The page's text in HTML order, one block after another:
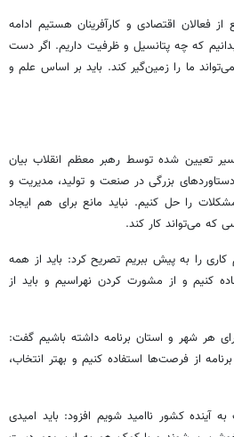
از فعالان اقتصادی و کارآفرینان هستیم ادامه
که چه پتانسیل و ظرفیت داریم. اگر دست
ما را زمین‌گیر کند. باید بر اساس علم و
تعیین شده توسط رهبر معظم انقلاب بیان
بزرگی در صنعت و تولید، مدیریت و
را حل کنیم. نباید مانع برای هم ایجاد
که می‌تواند کار کند.
کاری را به پیش ببریم تصریح کرد: باید از همه
کنیم و از مشورت کردن نهراسیم و باید از
هر شهر و استان برنامه داشته باشیم گفت:
از فرصت‌ها استفاده کنیم و بهتر انتخاب،
آینده کشور ناامید شویم افزود: باید امیدی